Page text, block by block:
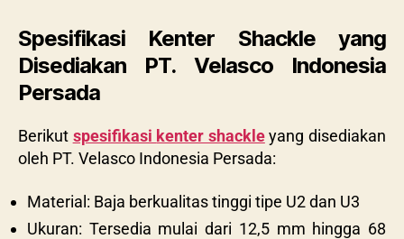
Spesifikasi Kenter Shackle yang
Disediakan PT. Velasco Indonesia
Persada
Berikut spesifikasi kenter shackleyang disediakan
oleh PT. Velasco Indonesia Persada:
Material: Baja berkualitas tinggi tipe U2 dan U3
Ukuran: Tersedia mulai dari 12,5 mm hingga 68